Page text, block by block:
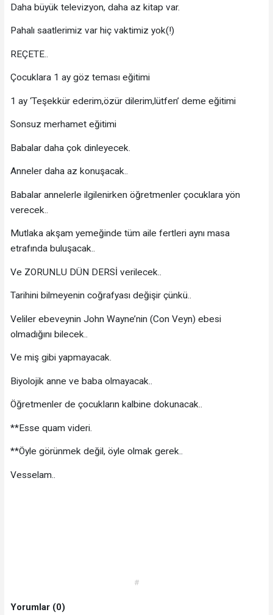
Daha büyük televizyon, daha az kitap var.
Pahalı saatlerimiz var hiç vaktimiz yok(!)
REÇETE..
Çocuklara 1 ay göz teması eğitimi
1 ay ‘Teşekkür ederim,özür dilerim,lütfen’ deme eğitimi
Sonsuz merhamet eğitimi
Babalar daha çok dinleyecek.
Anneler daha az konuşacak..
Babalar annelerle ilgilenirken öğretmenler çocuklara yön
verecek..
Mutlaka akşam yemeğinde tüm aile fertleri aynı masa
etrafında buluşacak..
Ve ZORUNLU DÜN DERSİ verilecek..
Tarihini bilmeyenin coğrafyası değişir çünkü..
Veliler ebeveynin John Wayne’nin (Con Veyn) ebesi
olmadığını bilecek..
Ve miş gibi yapmayacak.
Biyolojik anne ve baba olmayacak..
Öğretmenler de çocukların kalbine dokunacak..
**Esse quam videri.
**Öyle görünmek değil, öyle olmak gerek..
Vesselam..
#
Yorumlar (0)